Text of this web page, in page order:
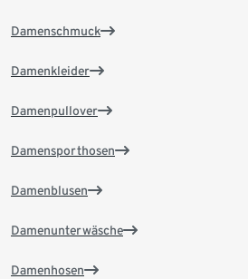
Damenschmuck
Damenkleider
Damenpullover
Damensporthosen
Damenblusen
Damenunterwäsche
Damenhosen